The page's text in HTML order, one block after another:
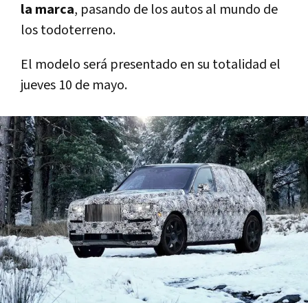
la marca, pasando de los autos al mundo de
los todoterreno.
El modelo será presentado en su totalidad el
jueves 10 de mayo.